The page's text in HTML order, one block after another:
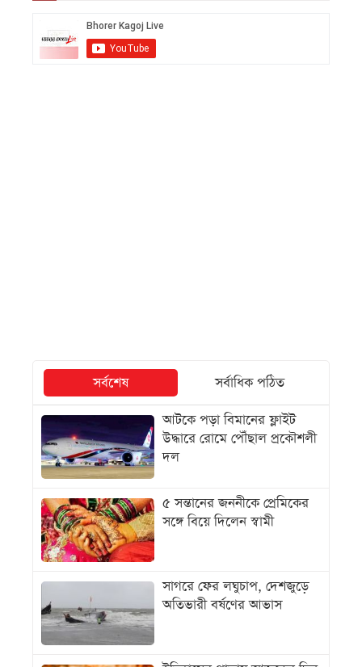
সর্বশেষ
সর্বাধিক পঠিত
আটকে পড়া বিমানের ফ্লাইট
উদ্ধারে রোমে পৌঁছাল প্রকৌশলী
দল
৫ সন্তানের জননীকে প্রেমিকের
সঙ্গে বিয়ে দিলেন স্বামী
সাগরে ফের লঘুচাপ, দেশজুড়ে
অতিভারী বর্ষণের আভাস